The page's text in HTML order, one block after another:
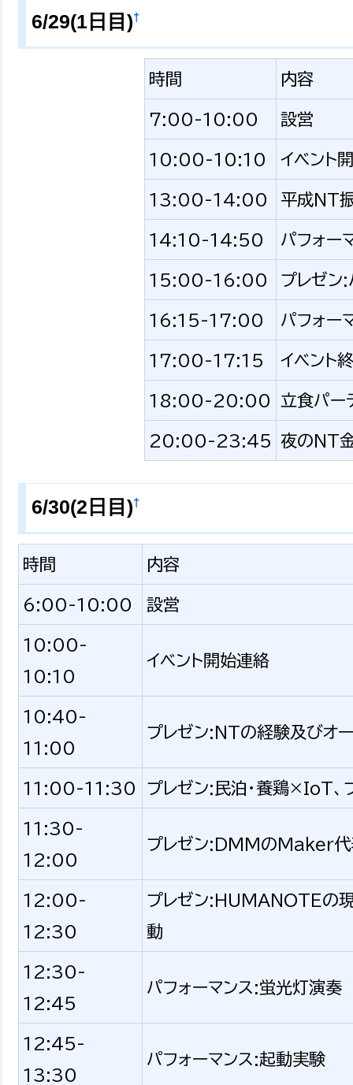
6/29(1日目)†
時間 内容
7:00-10:00 設営
10:00-10:10 イベント
13:00-14:00 平成NT振
14:10-14:50 パフォー
15:00-16:00 プレゼン:
16:15-17:00 パフォー
17:00-17:15 イベント
18:00-20:00 立食パー
20:00-23:45 夜のNT
6/30(2日目)†
時間 内容
6:00-10:00 設営
10:00-
10:10
イベント開始連絡
10:40-
11:00
プレゼン:NTの経験及びオ
11:00-11:30 プレゼン:民泊・養鶏×IoT、
11:30-
12:00
プレゼン:DMMのMaker代
12:00-
12:30
プレゼン:HUMANOTEの
動
12:30-
12:45
パフォーマンス:蛍光灯演奏
12:45-
13:30
パフォーマンス:起動実験